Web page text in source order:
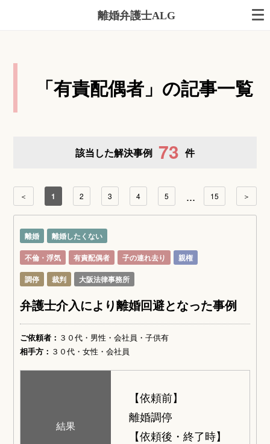
離婚弁護士ALG
「有責配偶者」の記事一覧
該当した解決事例 73 件
＜ 1 2 3 4 5 ... 15 ＞
離婚
離婚したくない
不倫・浮気
有責配偶者 子の連れ去り
親権
調停
裁判 大阪法律事務所
弁護士介入により離婚回避となった事例
ご依頼者： ３０代・男性・会社員・子供有
相手方： ３０代・女性・会社員
結果
【依頼前】
離婚調停
【依頼後・終了時】